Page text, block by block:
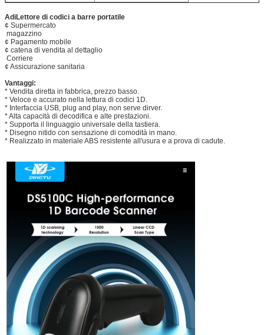
AdiLettore di codici a barre portatile
¢ Supermercato
️ magazzino
¢ Pagamento mobile
¢ catena di vendita al dettaglio
️ Corriere
¢ Assicurazione sanitaria
Vantaggi:
* Vendita diretta in fabbrica, prezzo basso.
* Veloce e accurato nella lettura di codici 1D.
* Interfaccia USB, plug and play, non serve dirver.
* Alta capacità di decodifica e alte prestazioni.
* Supporta il linguaggio universale della tastiera.
* Disegno nitido con sensazione di comodità in mano.
* Realizzato in materiale ABS resistente all'usura e a prova di cadute.